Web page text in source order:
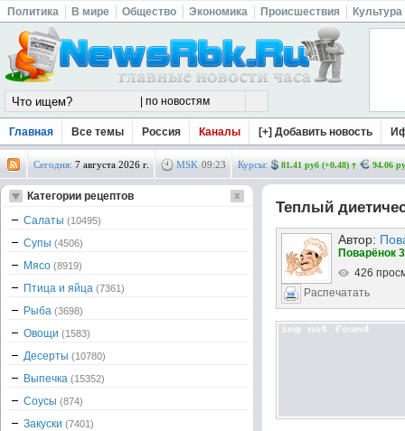
Политика В мире Общество Экономика Происшествия Культура
Главная Все темы Россия Каналы [+] Добавить новость
Сегодня: 7 августа 2026 г. MSK 09:23 Курсы: 81.41 руб (+0.48) 94.06
Теплый
Автор:
Поварёнок
426
Распечатать
Категории рецептов
Салаты (10495)
Супы (4506)
Мясо (8919)
Птица и яйца (7361)
Рыба (3698)
Овощи (1583)
Десерты (10780)
Выпечка (15352)
Соусы (874)
Закуски (7401)